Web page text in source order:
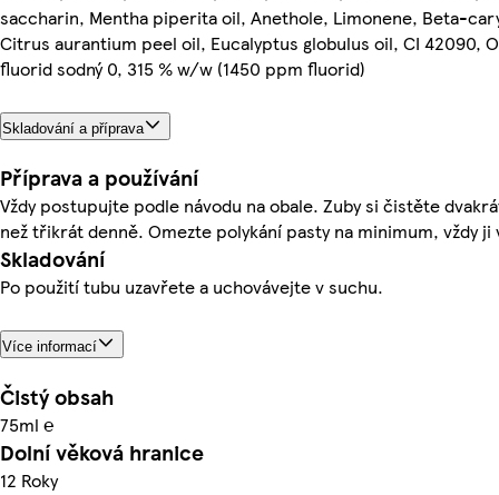
saccharin, Mentha piperita oil, Anethole, Limonene, Beta-
Citrus aurantium peel oil, Eucalyptus globulus oil, CI 42090,
fluorid sodný 0, 315 % w/w (1450 ppm fluorid)
Skladování a příprava
Příprava a používání
Vždy postupujte podle návodu na obale. Zuby si čistěte
než třikrát denně. Omezte polykání pasty na minimum, vždy
Skladování
Po použití tubu uzavřete a uchovávejte v suchu.
Více informací
Čistý obsah
75ml ℮
Dolní věková hranice
12 Roky